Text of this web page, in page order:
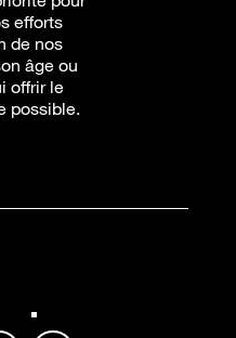
efforts
de nos
âge ou
offrir le
possible.